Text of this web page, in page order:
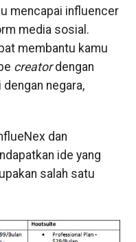
mencapai influencer
media sosial.
membantu kamu
creatordengan
negara,
dan
ide yang
salah satu